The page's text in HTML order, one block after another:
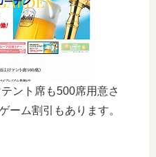
ント席も500席用意さ
ーム割引もあります。